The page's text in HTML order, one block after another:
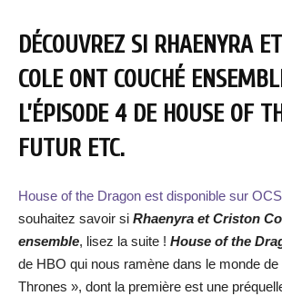
DÉCOUVREZ SI RHAENYRA
COLE ONT COUCHÉ
L’ÉPISODE 4 DE HOUSE OF
FUTUR ETC.
House of the Dragon est disponible sur
souhaitez savoir si Rhaenyra et Criston
ensemble, lisez la suite ! House of the
de HBO qui nous ramène dans le monde
Thrones », dont la première est une